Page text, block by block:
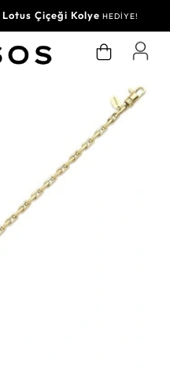
Lotus Çiçeği Kolye HEDİYE!